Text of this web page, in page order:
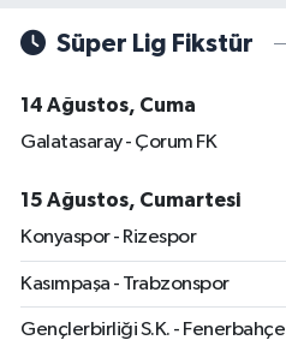
Süper Lig Fikstür
14 Ağustos, Cuma
Galatasaray - Çorum FK
15 Ağustos, Cumartesi
Konyaspor - Rizespor
Kasımpaşa - Trabzonspor
Gençlerbirliği S.K. - Fenerbahçe